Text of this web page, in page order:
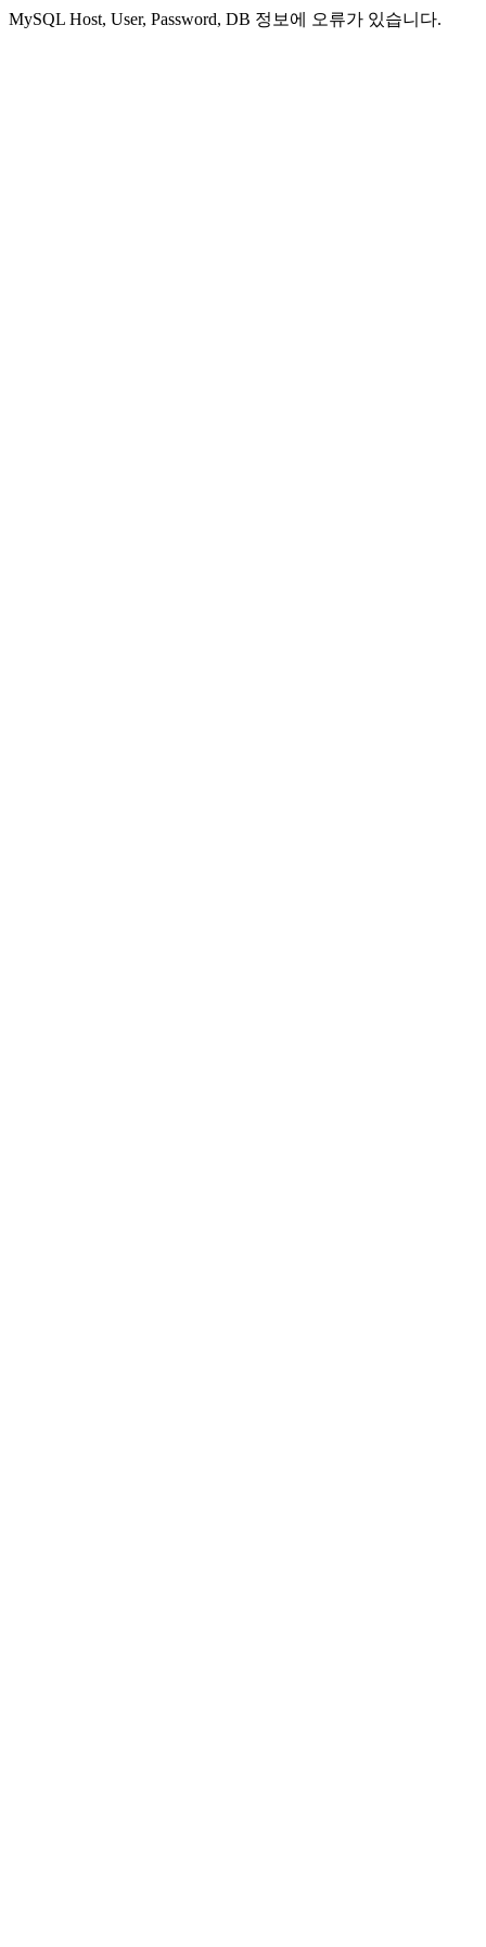
MySQL Host, User, Password, DB 정보에 오류가 있습니다.